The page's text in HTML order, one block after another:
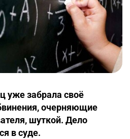
уже забрала своё
очерняющие
шуткой. Дело
в суде.